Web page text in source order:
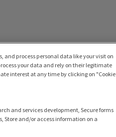
and process personal data like your visit on
your data and rely on their legitimate
interest at any time by clicking on "Cookie
and services development, Secure forms
Store and/or access information on a